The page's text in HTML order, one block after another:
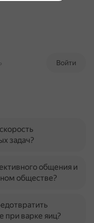
Войти
задач?
общения и
обществе?
при варке яиц?